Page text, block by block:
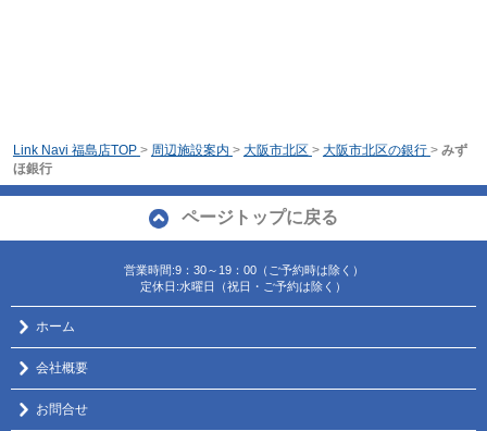
Link Navi 福島店TOP > 周辺施設案内 > 大阪市北区 > 大阪市北区の銀行 > みず
ほ銀行
ページトップに戻る
営業時間:9：30～19：00（ご予約時は除く）
定休日:水曜日（祝日・ご予約は除く）
ホーム
会社概要
お問合せ